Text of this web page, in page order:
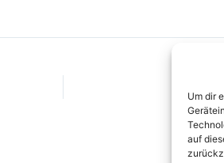
Um dir
auf